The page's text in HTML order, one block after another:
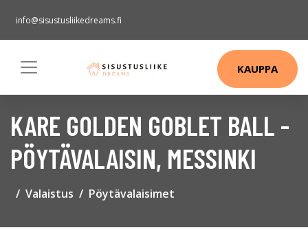
info@sisustusliikedreams.fi
KAUPPA
KARE GOLDEN GOBLET BALL -
PÖYTÄVALAISIN, MESSINKI
Valaistus Pöytävalaisimet